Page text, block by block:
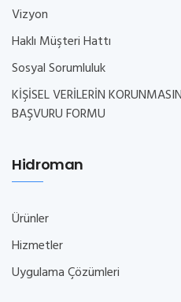
Vizyon
Haklı Müşteri Hattı
Sosyal Sorumluluk
KİŞİSEL VERİLERİN
BAŞVURU FORMU
Hidroman
Ürünler
Hizmetler
Uygulama Çözümleri